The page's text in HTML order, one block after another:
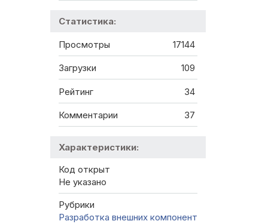
Статистика:
Просмотры 17144
Загрузки 109
Рейтинг 34
Комментарии 37
Характеристики:
Код открыт
Не указано
Рубрики
Разработка внешних компонент